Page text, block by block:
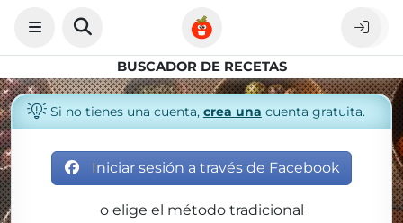
BUSCADOR DE RECETAS
Si no tienes una cuenta, crea una cuenta gratuita.
Iniciar sesión a través de Facebook
o elige el método tradicional